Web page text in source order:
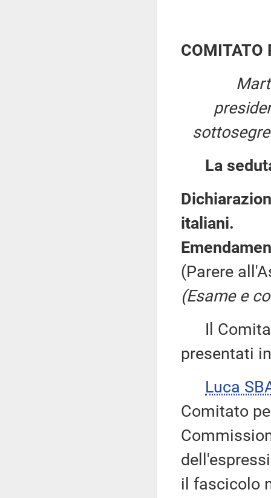
COMITATO
La
italiani.
(Parere
(Esame e
Il
presentati
Luca
Comitato
il fascicolo